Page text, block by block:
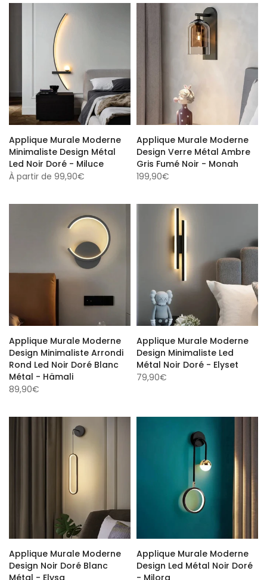
Applique Murale Moderne
Minimaliste Design Métal
Led Noir Doré - Miluce
À partir de 99,90€
Applique Murale Moderne
Design Verre Métal Ambre
Gris Fumé Noir - Monah
199,90€
Applique Murale Moderne
Design Minimaliste Arrondi
Rond Led Noir Doré Blanc
Métal - Hämali
89,90€
Applique Murale Moderne
Design Minimaliste Led
Métal Noir Doré - Elyset
79,90€
Applique Murale Moderne
Design Noir Doré Blanc
Métal - Elysa
Applique Murale Moderne
Design Led Métal Noir Doré
- Milora